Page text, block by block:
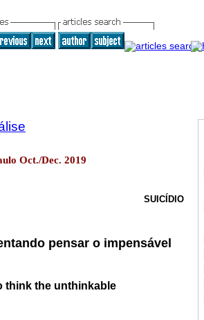
Oct./Dec. 2019
SUICÍDIO
pensar o impensável
think the unthinkable